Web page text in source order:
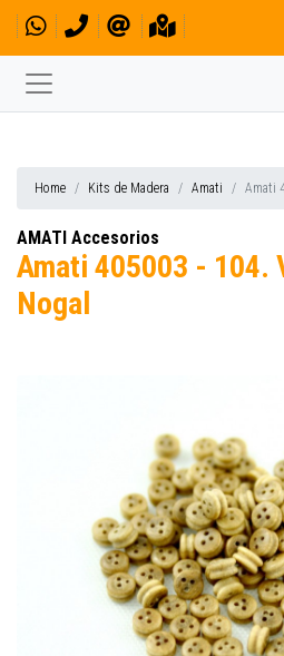
Home Kits de Madera Amati Amati
AMATI Accesorios
Amati 405003 - 104.
Nogal